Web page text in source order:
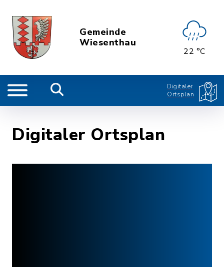
Gemeinde
Wiesenthau
22 °C
Digitaler
Ortsplan
Digitaler Ortsplan